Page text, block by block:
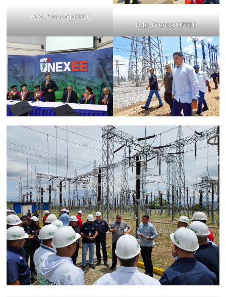
Foto: Prensa MPPEE
Foto: Prensa MPPEE